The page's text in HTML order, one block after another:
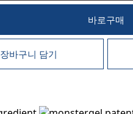
바로구매
장바구니 담기